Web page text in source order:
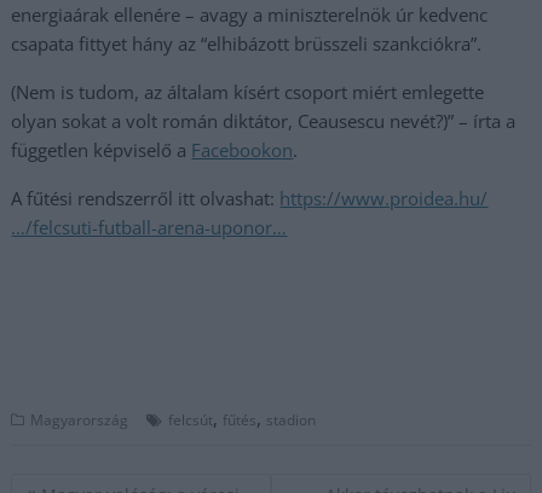
energiaárak ellenére – avagy a miniszterelnök úr kedvenc
csapata fittyet hány az “elhibázott brüsszeli szankciókra”.
(Nem is tudom, az általam kísért csoport miért emlegette
olyan sokat a volt román diktátor, Ceausescu nevét?)” – írta a
független képviselő a Facebookon.
A fűtési rendszerről itt olvashat: https://www.proidea.hu/
…/felcsuti-futball-arena-uponor…
Magyarország felcsút, fűtés, stadion